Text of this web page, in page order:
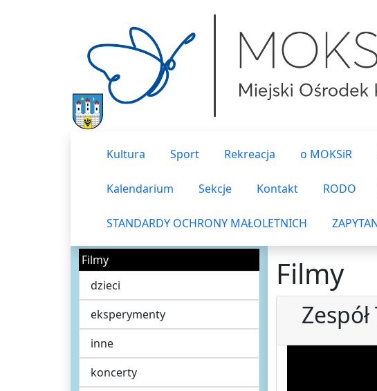
Kultura Sport Rekreacja o MOKSiR
Kalendarium Sekcje Kontakt RODO
STANDARDY OCHRONY MAŁOLETNICH
Filmy
dzieci
eksperymenty
inne
koncerty
Filmy